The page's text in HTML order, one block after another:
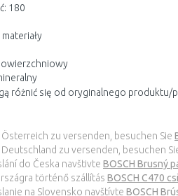
180
różnić się od oryginalnego produktu/
Österreich zu versenden, besuchen Sie
Deutschland zu versenden, besuchen
do Česka navštivte BOSCH Brusný
történő szállítás BOSCH C470
na Slovensko navštívte BOSCH